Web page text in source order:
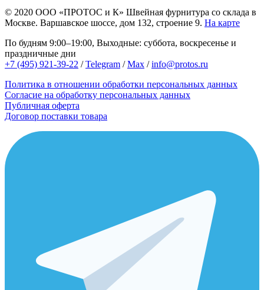
© 2020 ООО «ПРОТОС и К» Швейная фурнитура со склада в
Москве. Варшавское шоссе, дом 132, строение 9. На карте
По будням 9:00–19:00, Выходные: суббота, воскресенье и
праздничные дни
+7 (495) 921-39-22 /Telegram /Max /info@protos.ru
Политика в отношении обработки персональных данных
Согласие на обработку персональных данных
Публичная оферта
Договор поставки товара